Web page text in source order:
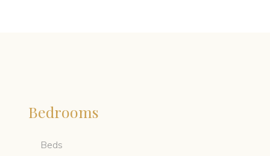
Bedrooms
Beds